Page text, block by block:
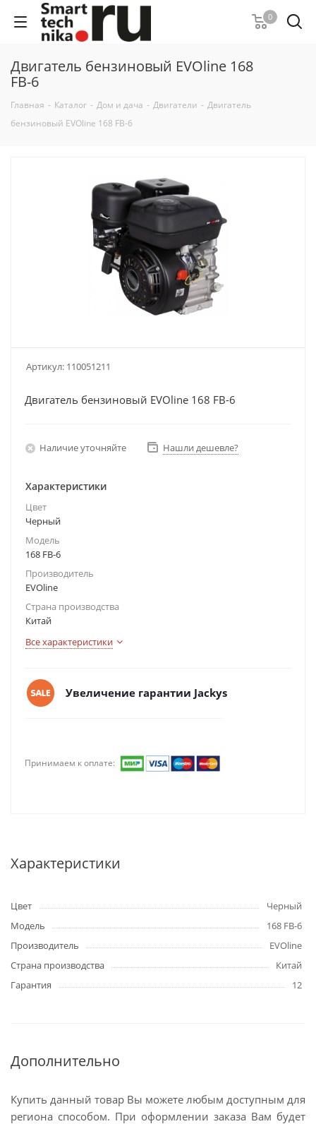
0
Двигатель бензиновый EVOline 168
FB-6
Главная - Каталог - Дом и дача - Двигатели - Двигатель
бензиновый EVOline 168 FB-6
Артикул: 110051211
Двигатель бензиновый EVOline 168 FB-6
Наличие уточняйте Нашли дешевле?
Характеристики
Цвет
Черный
Модель
168 FB-6
Производитель
EVOline
Страна производства
Китай
Все характеристики
Увеличение гарантии Jackys
Принимаем к оплате:
Характеристики
Цвет
Черный
Модель
168 FB-6
Производитель
EVOline
Страна производства
Китай
Гарантия
12
Дополнительно
Купить данный товар Вы можете любым доступным для
региона способом. При оформлении заказа Вам будет